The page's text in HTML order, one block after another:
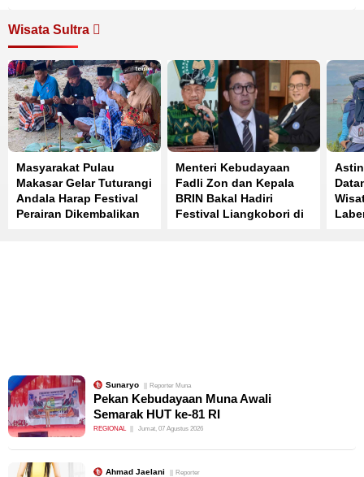
Wisata Sultra
Masyarakat Pulau
Makasar Gelar Tuturangi
Andala Harap Festival
Perairan Dikembalikan
Menteri Kebudayaan
Fadli Zon dan Kepala
BRIN Bakal Hadiri
Festival Liangkobori di
Sunaryo Reporter Muna
Pekan Kebudayaan Muna Awali
Semarak HUT ke-81 RI
REGIONAL Jumat, 07 Agustus 2026
Ahmad Jaelani Reporter